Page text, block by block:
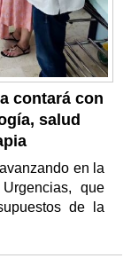
contará con
salud
en la
que
de la